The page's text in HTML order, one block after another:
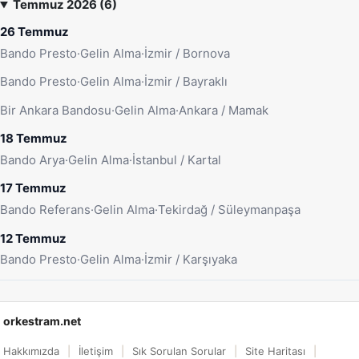
Temmuz 2026 (6)
26 Temmuz
Bando Presto·Gelin Alma·İzmir / Bornova
Bando Presto·Gelin Alma·İzmir / Bayraklı
Bir Ankara Bandosu·Gelin Alma·Ankara / Mamak
18 Temmuz
Bando Arya·Gelin Alma·İstanbul / Kartal
17 Temmuz
Bando Referans·Gelin Alma·Tekirdağ / Süleymanpaşa
12 Temmuz
Bando Presto·Gelin Alma·İzmir / Karşıyaka
orkestram.net
Hakkımızda İletişim Sık Sorulan Sorular Site Haritası